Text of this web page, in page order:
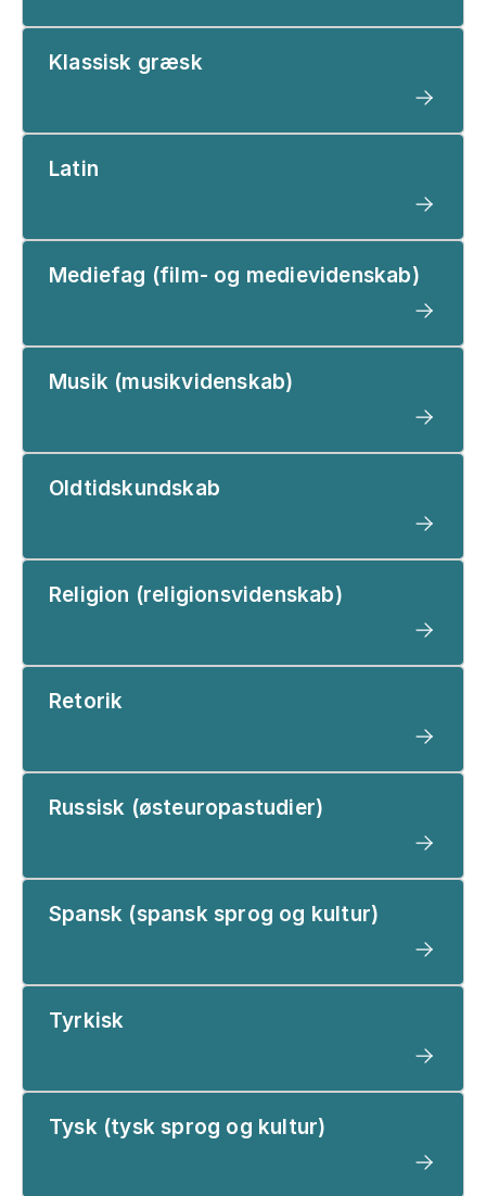
Klassisk græsk
Latin
Mediefag (film- og medievidenskab)
Musik (musikvidenskab)
Oldtidskundskab
Religion (religionsvidenskab)
Retorik
Russisk (østeuropastudier)
Spansk (spansk sprog og kultur)
Tyrkisk
Tysk (tysk sprog og kultur)